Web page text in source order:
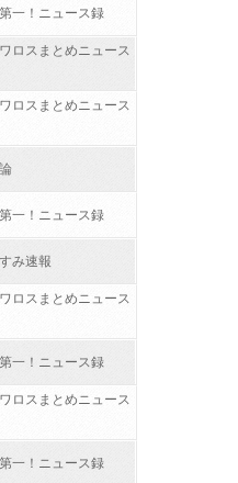
一！ニュース録
ロスまとめニュース
ロスまとめニュース
一！ニュース録
み速報
ロスまとめニュース
一！ニュース録
ロスまとめニュース
一！ニュース録